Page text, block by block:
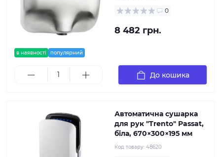
в наявності популярний
0
8 482 грн.
До кошика
Автоматична сушарка
для рук "Trento" Passat,
біла, 670×300×195 мм
Код товару: 48620